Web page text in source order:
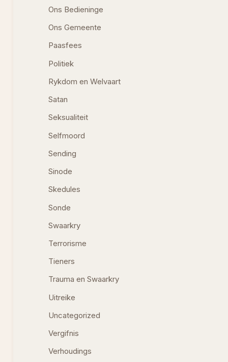
Ons Bedieninge
Ons Gemeente
Paasfees
Politiek
Rykdom en Welvaart
Satan
Seksualiteit
Selfmoord
Sending
Sinode
Skedules
Sonde
Swaarkry
Terrorisme
Tieners
Trauma en Swaarkry
Uitreike
Uncategorized
Vergifnis
Verhoudings